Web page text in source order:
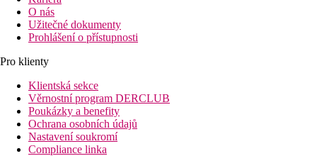
O nás
Užitečné dokumenty
Prohlášení o přístupnosti
Pro klienty
Klientská sekce
Věrnostní program DERCLUB
Poukázky a benefity
Ochrana osobních údajů
Nastavení soukromí
Compliance linka